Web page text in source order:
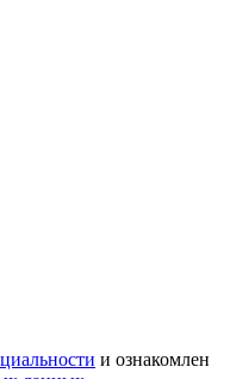
и ознакомлен